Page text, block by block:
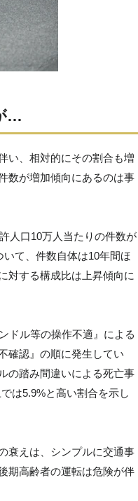
…
い、相対的にその割合も増
数が増加傾向にあるのは事
人口10万人当たりの件数が
て、件数自体は10年間ほ
対する構成比は上昇傾向に
ドル等の操作不適』による
確認』の順に発生してい
の踏み間違いによる死亡事
は5.9%と高い割合を示し
衰えは、シンプルに交通事
期高齢者の運転は危険が伴